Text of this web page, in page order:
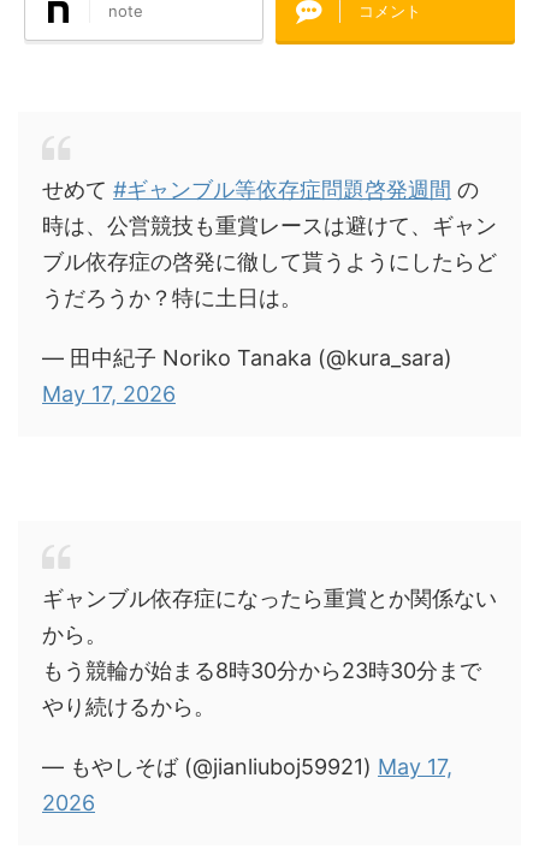
note コメント
せめて #ギャンブル等依存症問題啓発週間 の
時は、公営競技も重賞レースは避けて、ギャン
ブル依存症の啓発に徹して貰うようにしたらど
うだろうか？特に土日は。
— 田中紀子 Noriko Tanaka (@kura_sara)
May 17, 2026
ギャンブル依存症になったら重賞とか関係ない
から。
もう競輪が始まる8時30分から23時30分まで
やり続けるから。
— もやしそば (@jianliuboj59921) May 17,
2026